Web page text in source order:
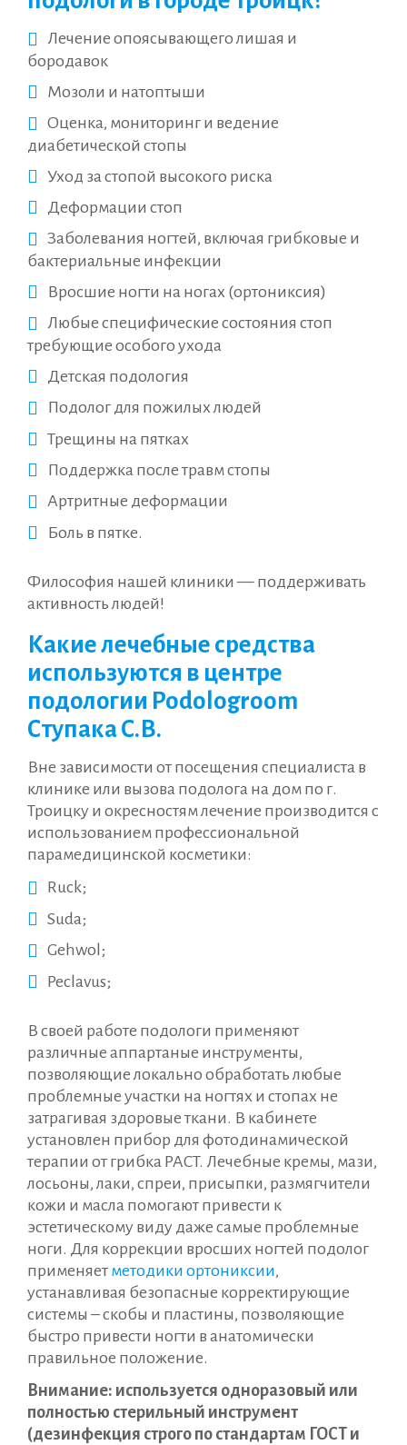
Лечение опоясывающего лишая и
бородавок
Мозоли и натоптыши
Оценка, мониторинг и ведение
диабетической стопы
Уход за стопой высокого риска
Деформации стоп
Заболевания ногтей, включая грибковые и
бактериальные инфекции
Вросшие ногти на ногах (ортониксия)
Любые специфические состояния стоп
требующие особого ухода
Детская подология
Подолог для пожилых людей
Трещины на пятках
Поддержка после травм стопы
Артритные деформации
Боль в пятке.
Философия нашей клиники — поддерживать
активность людей!
Какие лечебные средства
используются в центре
подологии Podologroom
Ступака С.В.
Вне зависимости от посещения специалиста в
клинике или вызова подолога на дом по г.
Троицку и окресностям лечение производится с
использованием профессиональной
парамедицинской косметики:
Ruck;
Suda;
Gehwol;
Peclavus;
В своей работе подологи применяют
различные аппартаные инструменты,
позволяющие локально обработать любые
проблемные участки на ногтях и стопах не
затрагивая здоровые ткани. В кабинете
установлен прибор для фотодинамической
терапии от грибка PACT. Лечебные кремы, мази,
лосьоны, лаки, спреи, присыпки, размягчители
кожи и масла помогают привести к
эстетическому виду даже самые проблемные
ноги. Для коррекции вросших ногтей подолог
применяет методики ортониксии,
устанавливая безопасные корректирующие
системы – скобы и пластины, позволяющие
быстро привести ногти в анатомически
правильное положение.
Внимание: используется одноразовый или
полностью стерильный инструмент
(дезинфекция строго по стандартам ГОСТ и